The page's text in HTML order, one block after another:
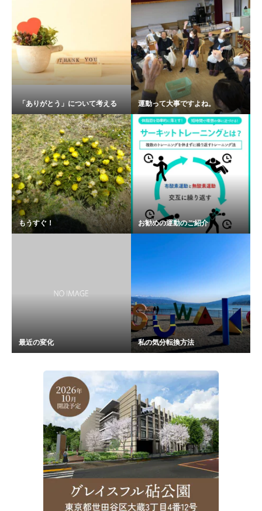
「ありがとう」について考える 運動って大事ですよね。
もうすぐ！ お勧めの運動のご紹介
最近の変化 私の気分転換方法